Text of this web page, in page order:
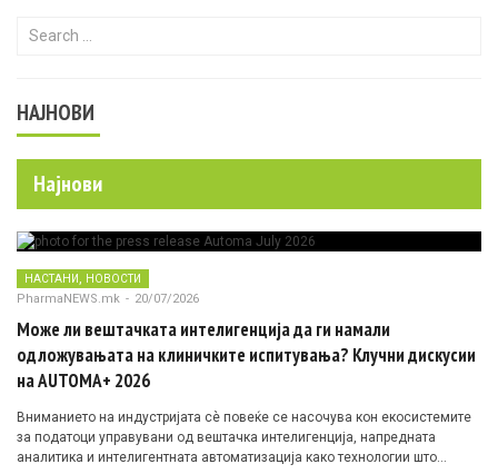
Search for:
НАЈНОВИ
Најнови
НАСТАНИ, НОВОСТИ
PharmaNEWS.mk - 20/07/2026
Може ли вештачката интелигенција да ги намали
одложувањата на клиничките испитувања? Клучни дискусии
на AUTOMA+ 2026
Вниманието на индустријата сè повеќе се насочува кон екосистемите
за податоци управувани од вештачка интелигенција, напредната
аналитика и интелигентната автоматизација како технологии што